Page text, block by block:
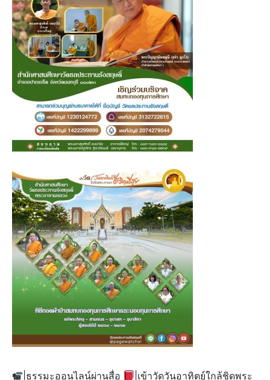
|ธรรมะออนไลน์ผ่านสื่อ
|เข้าวัดวันอาทิตย์ใกล้ชิดพระ